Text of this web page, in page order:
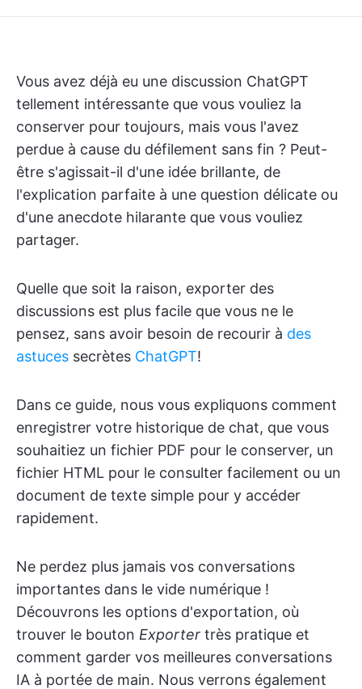
Vous avez déjà eu une discussion ChatGPT
tellement intéressante que vous vouliez la
conserver pour toujours, mais vous l'avez
perdue à cause du défilement sans fin ? Peut-
être s'agissait-il d'une idée brillante, de
l'explication parfaite à une question délicate ou
d'une anecdote hilarante que vous vouliez
partager.
Quelle que soit la raison, exporter des
discussions est plus facile que vous ne le
pensez, sans avoir besoin de recourir à des
astuces secrètes ChatGPT!
Dans ce guide, nous vous expliquons comment
enregistrer votre historique de chat, que vous
souhaitiez un fichier PDF pour le conserver, un
fichier HTML pour le consulter facilement ou un
document de texte simple pour y accéder
rapidement.
Ne perdez plus jamais vos conversations
importantes dans le vide numérique !
Découvrons les options d'exportation, où
trouver le bouton Exporter très pratique et
comment garder vos meilleures conversations
IA à portée de main. Nous verrons également